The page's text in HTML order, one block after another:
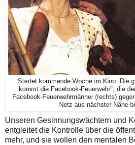
Startet kommende Woche im Kino: Die
kommt die Facebook-Feuerwehr", die
Facebook-Feuerwehrmänner (rechts)
Netz aus nächster Nähe
Unseren Gesinnungswächtern und
entgleitet die Kontrolle über die
mehr, und sie wollen den mentalen